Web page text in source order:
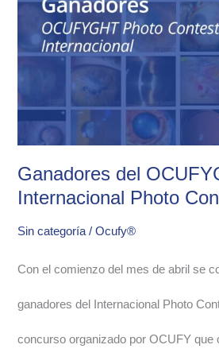
Ganadores del
Internacional Photo
Sin categoría /Ocufy®
Con el comienzo del mes de abril se
ganadores del Internacional Photo
concurso organizado por OCUFY que
Internacional
Photo
Contest